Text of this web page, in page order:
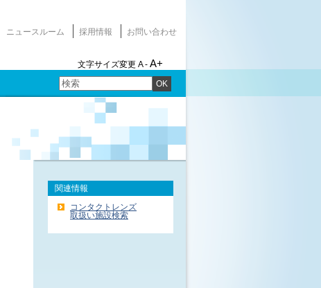
ニュースルーム 採用情報 お問い合わせ
文字サイズ変更 A - A+
OK
関連情報
コンタクトレンズ
取扱い施設検索